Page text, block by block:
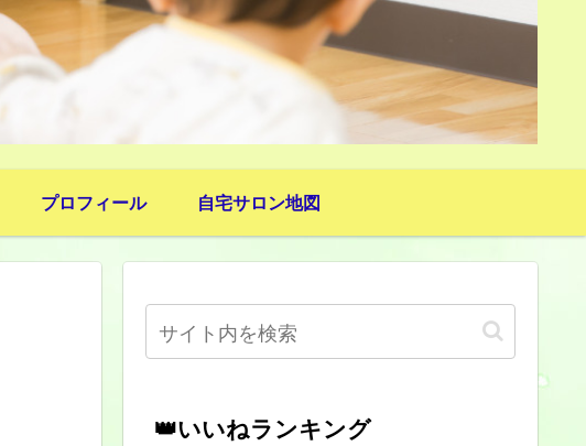
プロフィール 自宅サロン地図
👑いいねランキング